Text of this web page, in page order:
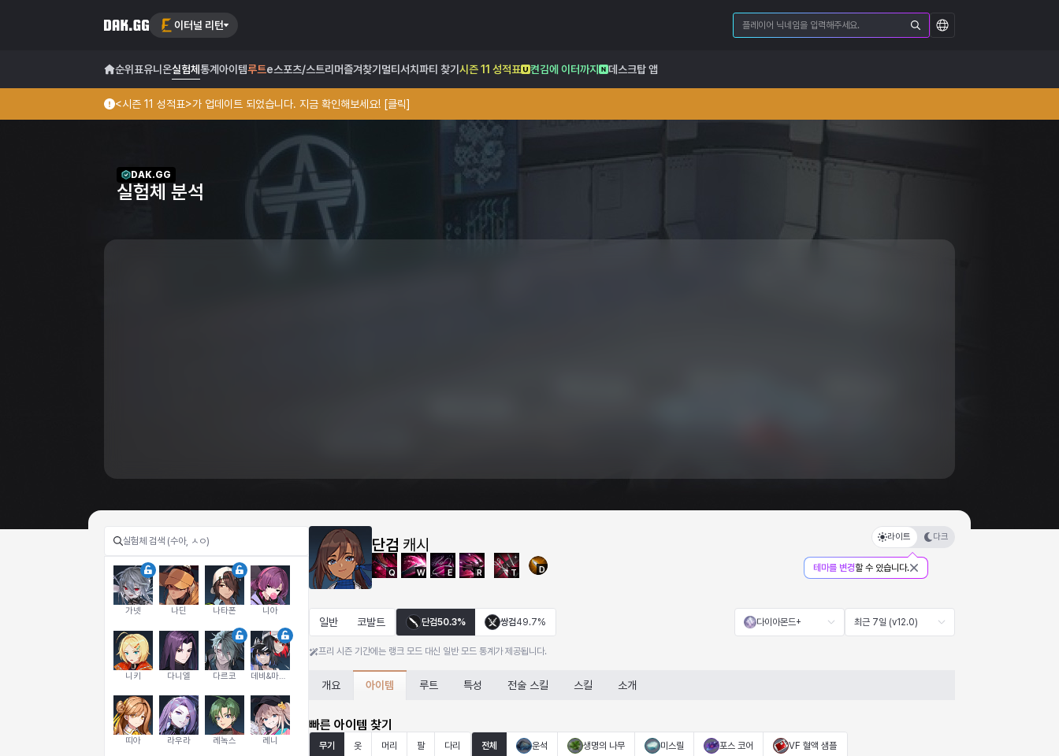
이터널 리턴
순위표유니온실험체 통계 아이템루트e스포츠/스트리머즐겨찾기 멀티서치 파티 찾기 시즌 11 성적표 켠김에 이터까지 데스크탑 앱
<시즌 11 성적표>가 업데이트 되었습니다. 지금 확인해보세요! [클릭]
DAK.GG
실험체 분석
가넷 나딘 나타폰 니아
니키 다니엘 다르코
띠아 라우라 레녹스 레니
단검 캐시
Q W E R T D
라이트 다크
테마를 변경할 수 있습니다.
일반 코발트 단검50.3% 쌍검49.7% 다이아몬드+ 최근 7일 (v12.0)
프리 시즌 기간에는 랭크 모드 대신 일반 모드 통계가 제공됩니다.
개요 아이템 루트 특성 전술 스킬 스킬 소개
빠른 아이템 찾기
무기 옷 머리 팔 다리 전체 운석 생명의 나무 미스릴 포스 코어 VF 혈액 샘플